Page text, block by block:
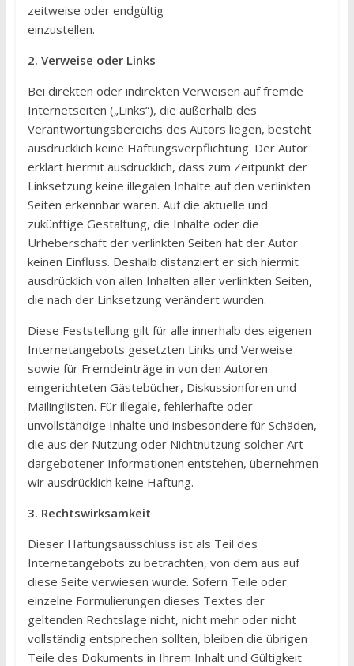
zeitweise oder endgültig
einzustellen.
2. Verweise oder Links
Bei direkten oder indirekten Verweisen auf fremde
Internetseiten („Links“), die außerhalb des
Verantwortungsbereichs des Autors liegen, besteht
ausdrücklich keine Haftungsverpflichtung. Der Autor
erklärt hiermit ausdrücklich, dass zum Zeitpunkt der
Linksetzung keine illegalen Inhalte auf den verlinkten
Seiten erkennbar waren. Auf die aktuelle und
zukünftige Gestaltung, die Inhalte oder die
Urheberschaft der verlinkten Seiten hat der Autor
keinen Einfluss. Deshalb distanziert er sich hiermit
ausdrücklich von allen Inhalten aller verlinkten Seiten,
die nach der Linksetzung verändert wurden.
Diese Feststellung gilt für alle innerhalb des eigenen
Internetangebots gesetzten Links und Verweise
sowie für Fremdeinträge in von den Autoren
eingerichteten Gästebücher, Diskussionforen und
Mailinglisten. Für illegale, fehlerhafte oder
unvollständige Inhalte und insbesondere für Schäden,
die aus der Nutzung oder Nichtnutzung solcher Art
dargebotener Informationen entstehen, übernehmen
wir ausdrücklich keine Haftung.
3. Rechtswirksamkeit
Dieser Haftungsausschluss ist als Teil des
Internetangebots zu betrachten, von dem aus auf
diese Seite verwiesen wurde. Sofern Teile oder
einzelne Formulierungen dieses Textes der
geltenden Rechtslage nicht, nicht mehr oder nicht
vollständig entsprechen sollten, bleiben die übrigen
Teile des Dokuments in Ihrem Inhalt und Gültigkeit